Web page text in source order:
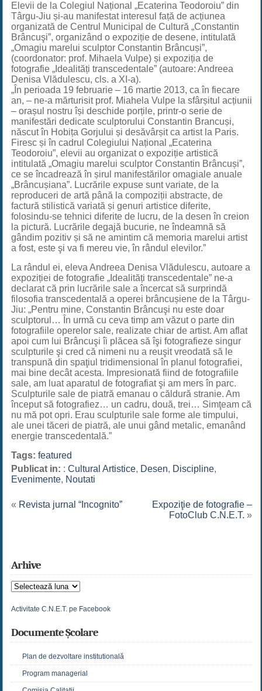
Elevii de la Colegiul Național „Ecaterina Teodoroiu” din
Târgu-Jiu și-au manifestat interesul față de acțiunea
organizată de Centrul Municipal de Cultură „Constantin
Brâncuşi”, organizând o expoziție de desene, intitulată
„Omagiu marelui sculptor Constantin Brâncuși”,
(coordonator: prof. Mihaela Vulpe) și expoziția de
fotografie „Idealități transcedentale” (autoare: Andreea
Denisa Vlădulescu, cls. a XI-a).
„În perioada 19 februarie – 16 martie 2013, ca în fiecare
an, – ne-a mărturisit prof. Miahela Vulpe la sfârșitul acțiunii
– orașul nostru își deschide porțile, printr-o serie de
manifestări dedicate sculptorului Constantin Brancuși,
născut în Hobița Gorjului și desăvârșit ca artist la Paris.
Firesc și în cadrul Colegiului Național „Ecaterina
Teodoroiu”, elevii au organizat o expoziție artistică
intitulată „Omagiu marelui sculptor Constantin Brâncuși”,
ce se încadrează în șirul manifestărilor omagiale anuale
„Brâncușiana”. Lucrările expuse sunt variate, de la
reproduceri de artă până la compoziții abstracte, de
factură stilistică variată și genuri artistice diferite,
folosindu-se tehnici diferite de lucru, de la desen în creion
la pictură. Lucrările degajă bucurie, ne îndeamnă să
gândim pozitiv și să ne amintim că memoria marelui artist
a fost, este şi va fi mereu vie, în rândul elevilor.”
La rândul ei, eleva Andreea Denisa Vlădulescu, autoare a
expoziției de fotografie „Idealități transcedentale” ne-a
declarat că prin lucrările sale a încercat să surprindă
filosofia transcedentală a operei brâncușiene de la Târgu-
Jiu: „Pentru mine, Constantin Brâncuşi nu este doar
sculptorul… În urmă cu ceva timp am văzut o parte din
fotografiile operelor sale, realizate chiar de artist. Am aflat
apoi cum lui Brâncuşi îi plăcea să îşi fotografieze singur
sculpturile şi cred că nimeni nu a reuşit vreodată să le
transpună din spaţiul tridimensional în planul fotografiei,
mai bine decât acesta. Impresionată fiind de fotografiile
sale, am luat aparatul de fotografiat şi am mers în parc.
Sculpturile sale de piatră emanau o căldură stranie. Am
început să fotografiez… un cadru, două, trei… Simţeam că
nu mă pot opri. Erau sculpturile sale forme ale timpului,
ale unei tăceri de piatră, ale unui gând metalic, emanând
energie transcedentală.”
Tags: featured
Publicat in: : Cultural Artistice, Desen, Discipline,
Evenimente, Noutati
« Revista jurnal “Incognito”
Expoziţie de fotografie –
FotoClub C.N.E.T. »
Arhive
Arhive
Activitate C.N.E.T. pe Facebook
Documente Școlare
Plan de dezvoltare institutională
Program managerial